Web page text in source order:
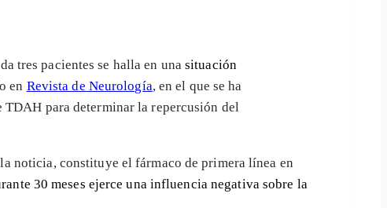
tres pacientes se halla en una situación
en Revista de Neurología, en el que se ha
para determinar la repercusión del
noticia, constituye el fármaco de primera línea en
30 meses ejerce una influencia negativa sobre la